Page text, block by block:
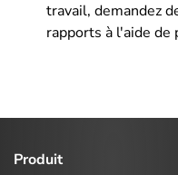
travail, demandez
rapports à l'aide
Produit